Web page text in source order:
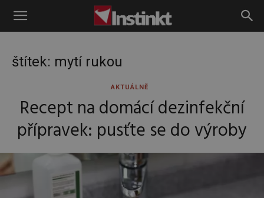
Instinkt
štítek: mytí rukou
AKTUÁLNĚ
Recept na domácí dezinfekční
přípravek: pusťte se do výroby